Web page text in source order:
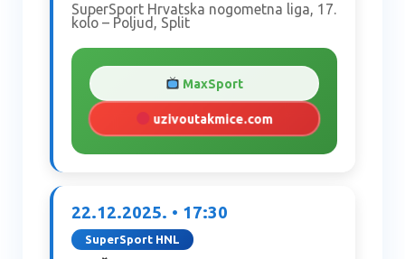
SuperSport Hrvatska nogometna liga, 17.
kolo – Poljud, Split
MaxSport
uzivoutakmice.com
22.12.2025. • 17:30
SuperSport HNL